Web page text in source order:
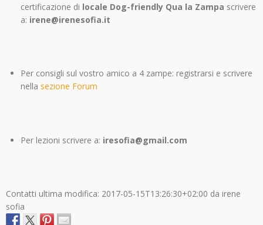
certificazione di locale Dog-friendly Qua la Zampa scrivere
a: irene@irenesofia.it
Per consigli sul vostro amico a 4 zampe: registrarsi e scrivere
nella sezione Forum
Per lezioni scrivere a: iresofia@gmail.com
Contatti ultima modifica: 2017-05-15T13:26:30+02:00 da irene
sofia